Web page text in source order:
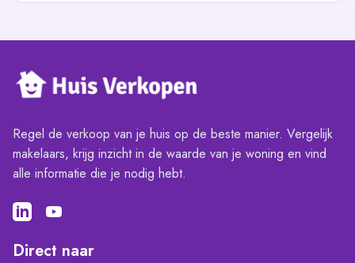
Regel de verkoop van je huis op de beste manier. Vergelijk
makelaars, krijg inzicht in de waarde van je woning en vind
alle informatie die je nodig hebt.
Direct naar